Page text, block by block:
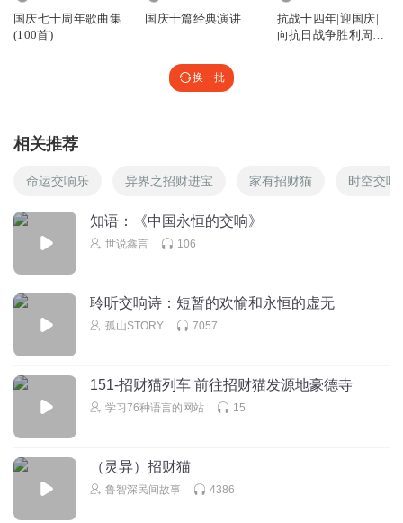
国庆七十周年歌曲集
(100首)
国庆十篇经典演讲
抗战十四年|迎国庆|
向抗日战争胜利周年
换一批
相关推荐
命运交响乐 异界之招财进宝 家有招财猫 时空交响
知语：《中国永恒的交响》
世说鑫言 106
聆听交响诗：短暂的欢愉和永恒的虚无
孤山STORY 7057
151-招财猫列车 前往招财猫发源地豪德寺
学习76种语言的网站 15
（灵异）招财猫
鲁智深民间故事 4386